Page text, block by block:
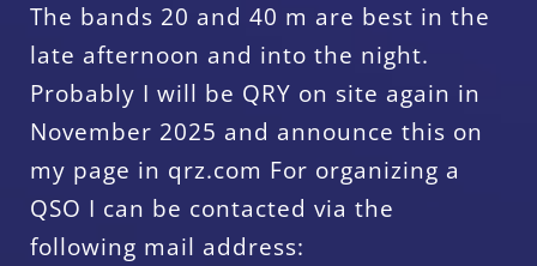
The bands 20 and 40 m are best in the
late afternoon and into the night.
Probably I will be QRY on site again in
November 2025 and announce this on
my page in qrz.com For organizing a
QSO I can be contacted via the
following mail address: